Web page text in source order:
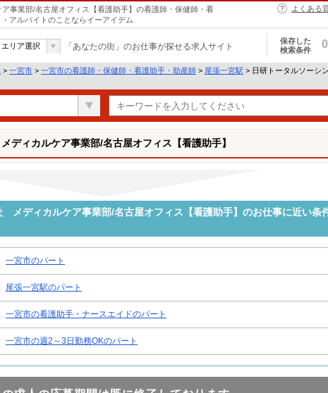
事業部/名古屋オフィス【看護助手】の看護師・保健師・看
アルバイトのことならイーアイデム
よくある
エリア選択 「あなたの街」のお仕事が探せる求人サイト
保存した
検索条件
0
> 一宮市 > 一宮市の看護師・保健師・看護助手・助産師 > 尾張一宮駅 > 日研トータルソーシ
ディカルケア事業部/名古屋オフィス【看護助手】
メディカルケア事業部/名古屋オフィス【看護助手】のお仕事に近い条
一宮市のパート
尾張一宮駅のパート
一宮市の看護助手・ナースエイドのパート
一宮市の週2～3日勤務OKのパート